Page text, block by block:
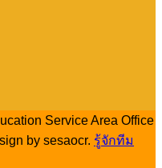
Service Area Office
by sesaocr. รู้จักทีม